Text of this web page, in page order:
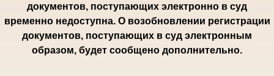
документов, поступающих электронно в суд
временно недоступна. О возобновлении регистрации
документов, поступающих в суд электронным
образом, будет сообщено дополнительно.